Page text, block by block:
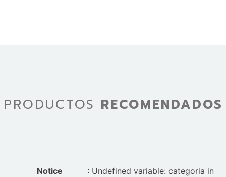
PRODUCTOS RECOMENDADOS
Notice
: Undefined variable: categoria in